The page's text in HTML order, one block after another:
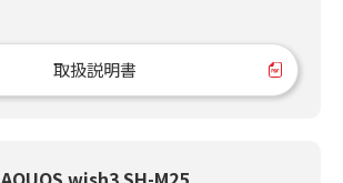
取扱説明書